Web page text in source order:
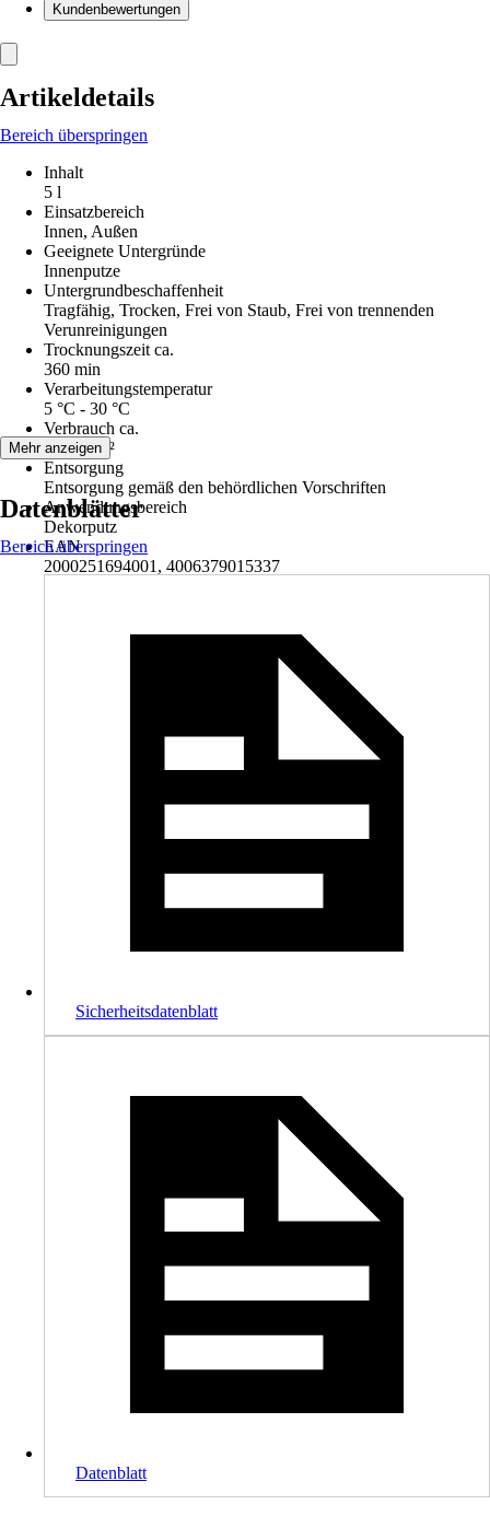
Kundenbewertungen
Artikeldetails
Bereich überspringen
Inhalt
5 l
Einsatzbereich
Innen, Außen
Geeignete Untergründe
Innenputze
Untergrundbeschaffenheit
Tragfähig, Trocken, Frei von Staub, Frei von trennenden
Verunreinigungen
Trocknungszeit ca.
360 min
Verarbeitungstemperatur
5 °C - 30 °C
Verbrauch ca.
300 ml/m²
Entsorgung
Entsorgung gemäß den behördlichen Vorschriften
Anwendungsbereich
Dekorputz
EAN
2000251694001, 4006379015337
Mehr anzeigen
Datenblätter
Bereich überspringen
Sicherheitsdatenblatt
Datenblatt